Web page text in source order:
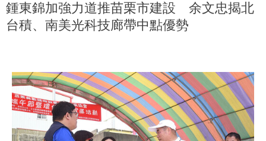
鍾東錦加強力道推苗栗市建設 余文忠揭北
台積、南美光科技廊帶中點優勢